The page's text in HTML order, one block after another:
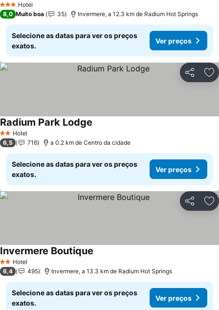
3 EstrelasHotel
8,0 Muito boa 35 Invermere, a 12.3 km de Radium Hot Springs
Selecione as datas para ver os preços
exatos.
Ver preços
Partilhar
2 Estrelas
Hotel
Radium Park Lodge
6,5 716 a 0.2 km de Centro da cidade
Selecione as datas para ver os preços
exatos.
Ver preços
Partilhar
2 Estrelas
Hotel
Invermere Boutique
6,4 495 Invermere, a 13.3 km de Radium Hot Springs
Selecione as datas para ver os preços
exatos.
Ver preços